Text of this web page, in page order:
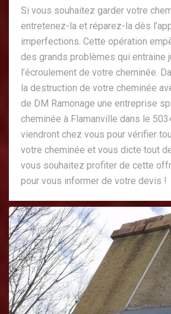
Si vous souhaitez garder votre
entretenez-la et réparez-la dès
imperfections. Cette opération
des grands problèmes qui entraine
l’écroulement de votre cheminée.
la destruction de votre cheminée
de DM Ramonage une entreprise
cheminée à Flamanville dans le
viendront chez vous pour vérifier
votre cheminée et vous dicte tout
vous souhaitez profiter de cette
pour vous informer de votre devis !